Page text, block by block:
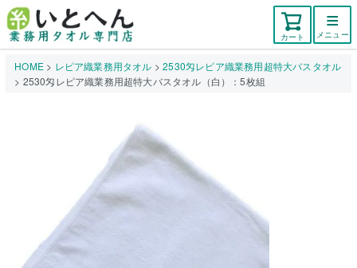
カート メニュー
HOME レピア織業務用タオル
2530匁レピア織業務用超特大バスタオル
2530匁レピア織業務用超特大バスタオル（白）：5枚組